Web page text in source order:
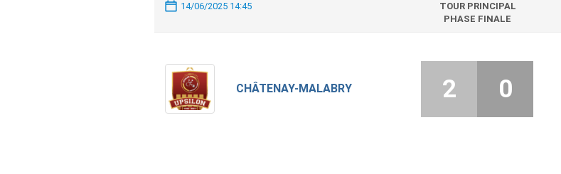
14/06/2025 14:45
TOUR PRINCIPAL
PHASE FINALE
CHÂTENAY-MALABRY 2 0